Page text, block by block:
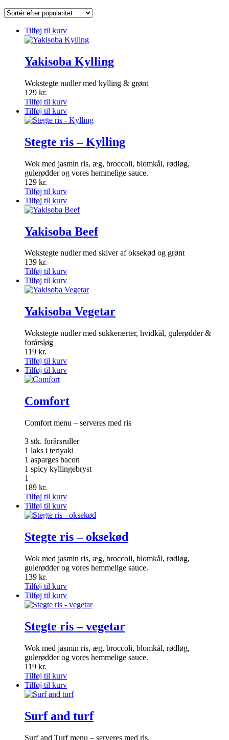
popularitet
Tilføj til kurv
Yakisoba Kylling
Wokstegte nudler med kylling & grønt
129 kr.
Tilføj til kurv
Tilføj til kurv
Stegte ris – Kylling
Wok med jasmin ris, æg, broccoli, blomkål, rødløg,
gulerødder og vores hemmelige sauce.
129 kr.
Tilføj til kurv
Tilføj til kurv
Yakisoba Beef
Wokstegte nudler med skiver af oksekød og grønt
139 kr.
Tilføj til kurv
Tilføj til kurv
Yakisoba Vegetar
Wokstegte nudler med sukkerærter, hvidkål, gulerødder &
forårsløg
119 kr.
Tilføj til kurv
Tilføj til kurv
Comfort
Comfort menu – serveres med ris
3 stk. forårsruller
1 laks i teriyaki
1 asparges bacon
1 spicy kyllingebryst
1
189 kr.
Tilføj til kurv
Tilføj til kurv
Stegte ris – oksekød
Wok med jasmin ris, æg, broccoli, blomkål, rødløg,
gulerødder og vores hemmelige sauce.
139 kr.
Tilføj til kurv
Tilføj til kurv
Stegte ris – vegetar
Wok med jasmin ris, æg, broccoli, blomkål, rødløg,
gulerødder og vores hemmelige sauce.
119 kr.
Tilføj til kurv
Tilføj til kurv
Surf and turf
Surf and Turf menu – serveres med ris.